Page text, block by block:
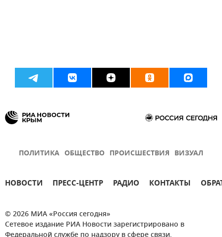
ПОЛИТИКА ОБЩЕСТВО ПРОИСШЕСТВИЯ ВИЗУАЛ
НОВОСТИ ПРЕСС-ЦЕНТР РАДИО КОНТАКТЫ
© 2026 МИА «Россия сегодня»
Сетевое издание РИА Новости зарегистрировано в